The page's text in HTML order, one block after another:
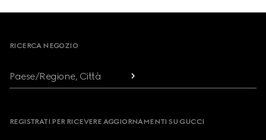
RICERCA NEGOZIO
Paese/Regione, Città
REGISTRATI PER RICEVERE AGGIORNAMENTI SU GUCCI